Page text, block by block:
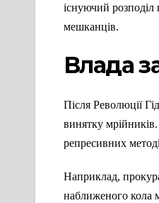
існуючий розподіл
мешканців.
Влада
Після Революції
винятку
репресивних
Наприклад,
наближеного кола